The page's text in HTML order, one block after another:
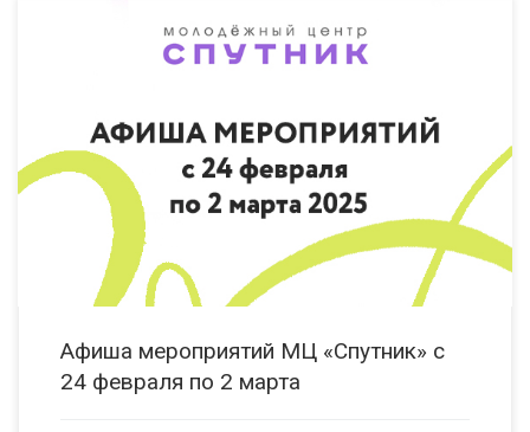
24.02.2025 15:00 Мастер-класс «Прикосновение музыки» Мероприятие
направлено на развитие творческого потенциала детей и молодежи, в
том числе с ОВЗ. КИ «Вера» ул. Гайдара, д. 14 Б https://vk.com/clubveradzr
24.02.2025 14:00 Заседание Совета МО г.о.г. Дзержинск Регионального
отделения […]
Афиша мероприятий МЦ «Спутник» с
24 февраля по 2 марта